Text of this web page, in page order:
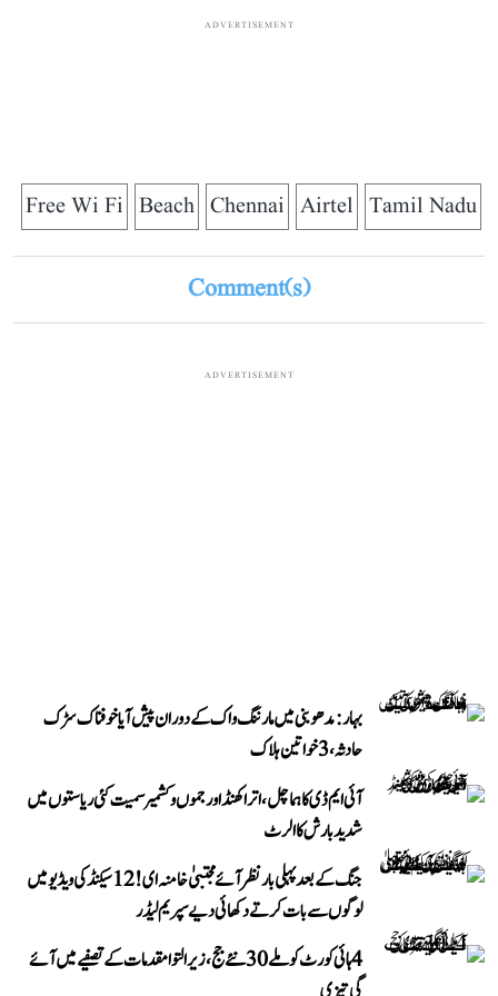
ADVERTISEMENT
Tamil Nadu
Airtel
Chennai
Beach
Free Wi Fi
Comment(s)
ADVERTISEMENT
بہار: مدھوبنی میں مارننگ واک کے دوران پیش آیا خوفناک سڑک
حادثہ، 3 خواتین ہلاک
آئی ایم ڈی کا ہماچل، اتراکھنڈ اور جموں و کشمیر سمیت کئی ریاستوں میں
شدید بارش کا الرٹ
جنگ کے بعد پہلی بار نظر آئے مجتبیٰ خامنہ ای! 12 سیکنڈ کی ویڈیو میں
لوگوں سے بات کرتے دکھائی دیے سپریم لیڈر
4 ہائی کورٹ کو ملے 30 نئے جج، زیر التوا مقدمات کے تصفیے میں آئے